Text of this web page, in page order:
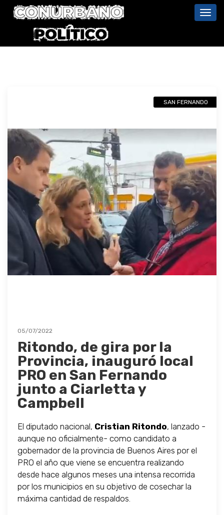
SAN FERNANDO
05/07/2022
Ritondo, de gira por la
Provincia, inauguró local
PRO en San Fernando
junto a Ciarletta y
Campbell
El diputado nacional, Cristian Ritondo, lanzado -
aunque no oficialmente- como candidato a
gobernador de la provincia de Buenos Aires por el
PRO el año que viene se encuentra realizando
desde hace algunos meses una intensa recorrida
por los municipios en su objetivo de cosechar la
máxima cantidad de respaldos.